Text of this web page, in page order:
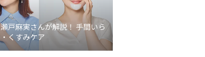
戸麻実さんが解説！ 手間いら
くすみケア